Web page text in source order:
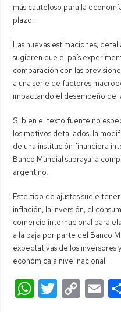
más cauteloso para la
plazo.
Las nuevas estimaciones,
sugieren que el país
comparación con las
a una serie de factores
impactando el desempeño de
Si bien el texto fuente no
los motivos detallados, la
de una institución financiera
Banco Mundial subraya la
argentino.
Este tipo de ajustes suele
inflación, la inversión, el
comercio internacional para
a la baja por parte del Banco
expectativas de los inversores
económica a nivel nacional.
W T C E